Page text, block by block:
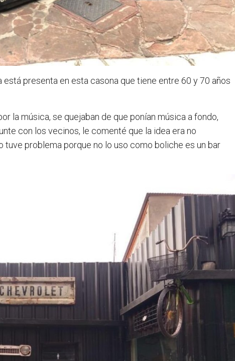
presenta en esta casona que tiene entre 60 y 70 años
la música, se quejaban de que ponían música a fondo,
con los vecinos, le comenté que la idea era no
tuve problema porque no lo uso como boliche es un bar